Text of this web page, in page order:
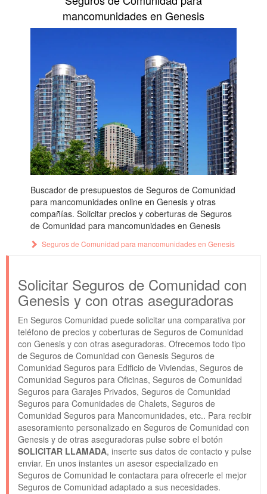
mancomunidades en Genesis
Buscador de presupuestos de Seguros de Comunidad
para mancomunidades online en Genesis y otras
compañías. Solicitar precios y coberturas de Seguros
de Comunidad para mancomunidades en Genesis
Seguros de Comunidad para mancomunidades en Genesis
Solicitar Seguros de Comunidad con
Genesis y con otras aseguradoras
En Seguros Comunidad puede solicitar una comparativa por
teléfono de precios y coberturas de Seguros de Comunidad
con Genesis y con otras aseguradoras. Ofrecemos todo tipo
de Seguros de Comunidad con Genesis Seguros de
Comunidad Seguros para Edificio de Viviendas, Seguros de
Comunidad Seguros para Oficinas, Seguros de Comunidad
Seguros para Garajes Privados, Seguros de Comunidad
Seguros para Comunidades de Chalets, Seguros de
Comunidad Seguros para Mancomunidades, etc.. Para recibir
asesoramiento personalizado en Seguros de Comunidad con
Genesis y de otras aseguradoras pulse sobre el botón
SOLICITAR LLAMADA, inserte sus datos de contacto y pulse
enviar. En unos instantes un asesor especializado en
Seguros de Comunidad le contactara para ofrecerle el mejor
Seguros de Comunidad adaptado a sus necesidades.